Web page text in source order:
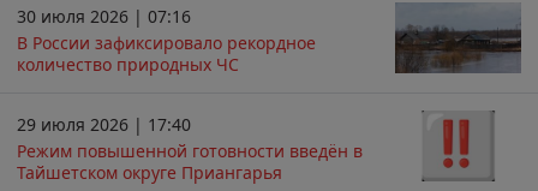
30 июля 2026 | 07:16
В России зафиксировало рекордное
количество природных ЧС
29 июля 2026 | 17:40
Режим повышенной готовности введён в
Тайшетском округе Приангарья